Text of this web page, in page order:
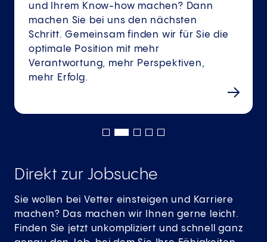
und Ihrem Know-how machen? Dann
machen Sie bei uns den nächsten
Schritt. Gemeinsam finden wir für Sie die
optimale Position mit mehr
Verantwortung, mehr Perspektiven,
mehr Erfolg.
Direkt zur Jobsuche
Sie wollen bei Vetter einsteigen und Karriere
machen? Das machen wir Ihnen gerne leicht.
Finden Sie jetzt unkompliziert und schnell ganz